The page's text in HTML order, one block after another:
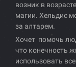
возник в
магии. Хельдис
за алтарем.
Хочет помочь
что конечность
использовать